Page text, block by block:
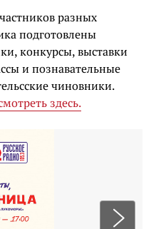
разных
подготовлены
конкурсы, выставки
и познавательные
чиновники.
здесь.